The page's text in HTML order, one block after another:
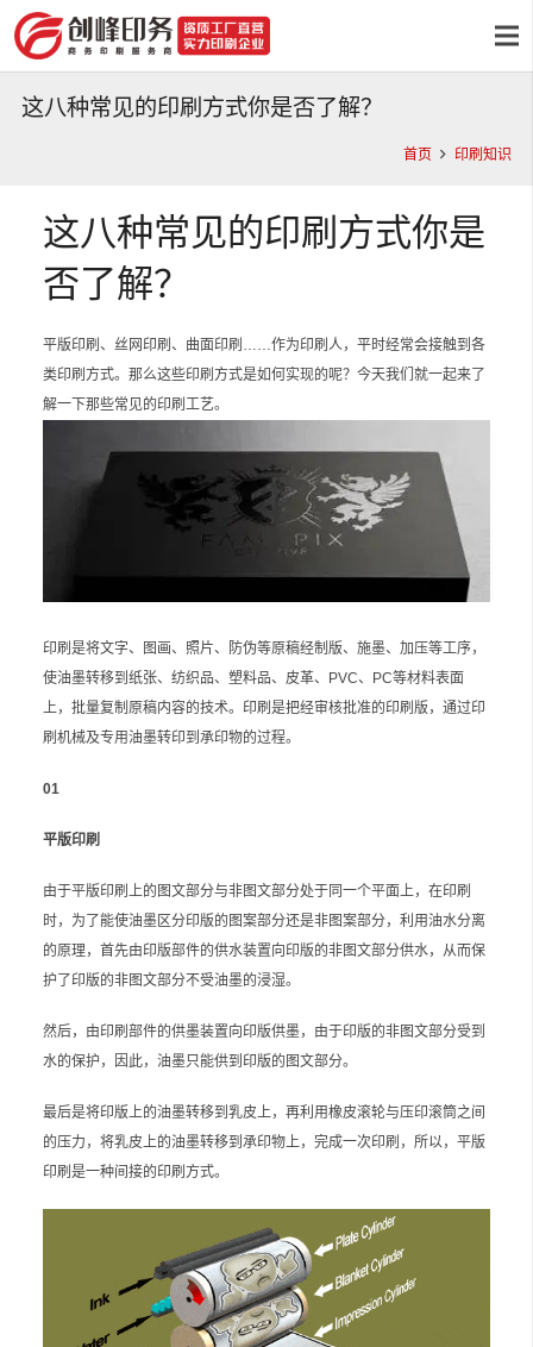
这八种常见的印刷方式你是否了解？
首页 印刷知识
这八种常见的印刷方式你是
否了解？
平版印刷、丝网印刷、曲面印刷……作为印刷人，平时经常会接触到各
类印刷方式。那么这些印刷方式是如何实现的呢？今天我们就一起来了
解一下那些常见的印刷工艺。
印刷是将文字、图画、照片、防伪等原稿经制版、施墨、加压等工序，
使油墨转移到纸张、纺织品、塑料品、皮革、PVC、PC等材料表面
上，批量复制原稿内容的技术。印刷是把经审核批准的印刷版，通过印
刷机械及专用油墨转印到承印物的过程。
01
平版印刷
由于平版印刷上的图文部分与非图文部分处于同一个平面上，在印刷
时，为了能使油墨区分印版的图案部分还是非图案部分，利用油水分离
的原理，首先由印版部件的供水装置向印版的非图文部分供水，从而保
护了印版的非图文部分不受油墨的浸湿。
然后，由印刷部件的供墨装置向印版供墨，由于印版的非图文部分受到
水的保护，因此，油墨只能供到印版的图文部分。
最后是将印版上的油墨转移到乳皮上，再利用橡皮滚轮与压印滚筒之间
的压力，将乳皮上的油墨转移到承印物上，完成一次印刷，所以，平版
印刷是一种间接的印刷方式。